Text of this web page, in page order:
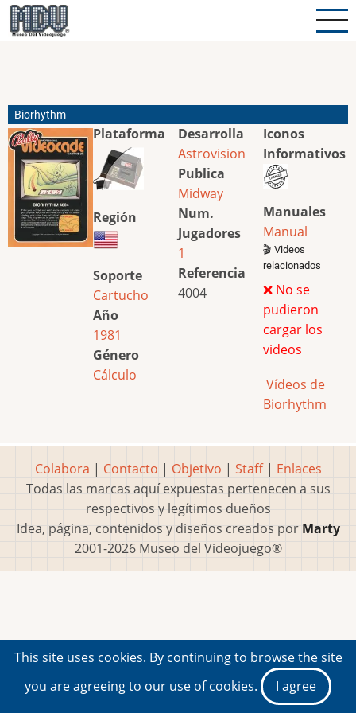
Pasar
al
Biorhythm
Plataforma
Región
Soporte
Cartucho
Año
1981
Género
Cálculo
Desarrolla
Astrovision
Publica
Midway
Num.
Jugadores
1
Referencia
4004
Iconos
Informativos
Manuales
Manual
🎬 Videos
relacionados
❌ No se
pudieron
cargar los
videos
Vídeos de
Biorhythm
Colabora | Contacto | Objetivo | Staff| Enlaces
Todas las marcas aquí expuestas pertenecen a sus
respectivos y legítimos dueños
Idea, página, contenidos y diseños creados por Marty
2001-2026 Museo del Videojuego®
This site uses cookies. By continuing to browse the site
you are agreeing to our use of cookies.
I agree